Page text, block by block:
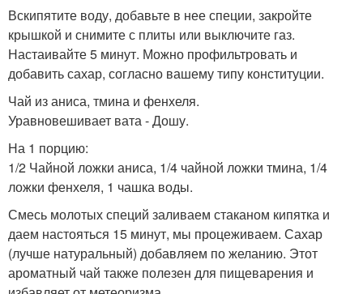
Вскипятите воду, добавьте в нее специи, закройте
крышкой и снимите с плиты или выключите газ.
Настаивайте 5 минут. Можно профильтровать и
добавить сахар, согласно вашему типу конституции.
Чай из аниса, тмина и фенхеля.
Уравновешивает вата - Дошу.
На 1 порцию:
1/2 Чайной ложки аниса, 1/4 чайной ложки тмина, 1/4
ложки фенхеля, 1 чашка воды.
Смесь молотых специй заливаем стаканом кипятка и
даем настояться 15 минут, мы процеживаем. Сахар
(лучше натуральный) добавляем по желанию. Этот
ароматный чай также полезен для пищеварения и